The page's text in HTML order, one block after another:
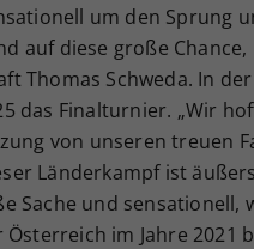
um den Sprung
auf diese große Chance,
Thomas Schweda. In
das Finalturnier. „Wir
von unseren treuen
Länderkampf ist
Sache und sensationell,
im Jahre 2021